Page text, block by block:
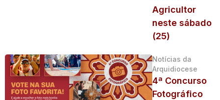
Agricultor
neste sábado
(25)
Notícias da
Arquidiocese
4ª Concurso
Fotográfico